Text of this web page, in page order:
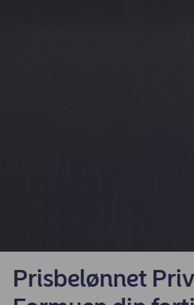
Prisbelønnet